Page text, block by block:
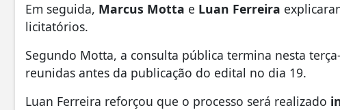
Em seguida, Marcus Motta e Luan Ferreira
licitatórios.
Segundo Motta, a consulta pública termina nesta
reunidas antes da publicação do edital no dia 19.
Luan Ferreira reforçou que o processo será realizado